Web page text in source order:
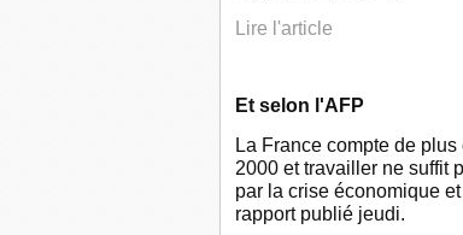
Lire l'article
Et selon l'AFP
La France compte de
2000 et travailler ne suffit
par la crise économique
rapport publié jeudi.